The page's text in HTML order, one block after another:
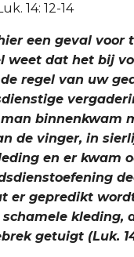
14: 12-14
een geval voor
weet dat het bij
regel van uw
binnenkwam
de vinger, in
en er kwam
er gepredikt
kleding,
getuigt (Luk.